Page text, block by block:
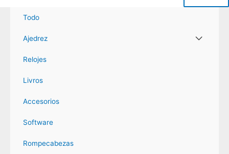
MenuTodo
Ajedrez Alternar
Relojes
Livros
Accesorios
Software
Rompecabezas